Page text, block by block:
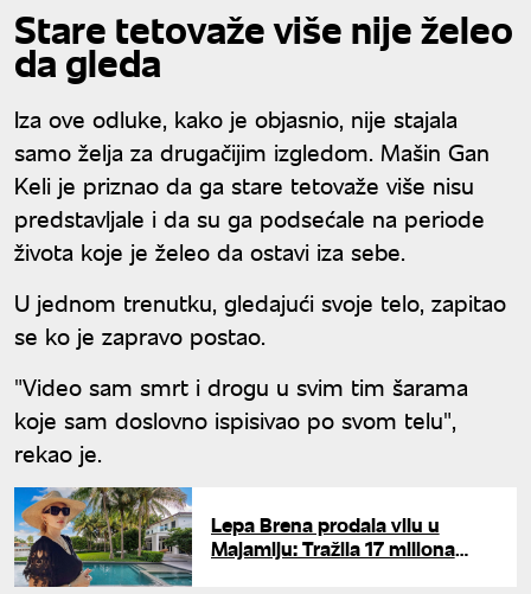
Stare tetovaže više nije želeo
da gleda
Iza ove odluke, kako je objasnio, nije stajala
samo želja za drugačijim izgledom. Mašin Gan
Keli je priznao da ga stare tetovaže više nisu
predstavljale i da su ga podsećale na periode
života koje je želeo da ostavi iza sebe.
U jednom trenutku, gledajući svoje telo, zapitao
se ko je zapravo postao.
"Video sam smrt i drogu u svim tim šarama
koje sam doslovno ispisivao po svom telu",
rekao je.
Lepa Brena prodala vilu u
Majamiju: Tražila 17 miliona